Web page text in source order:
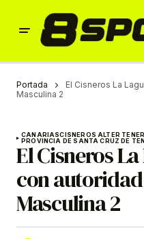
Portada
El Cisneros La
Masculina 2
CANARIASCISNEROS ALTER
PROVINCIA DE SANTA CRUZ DE
El Cisneros
con
Masculina 2